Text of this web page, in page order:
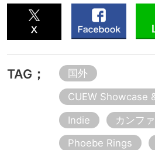
TAG；
国外
CUEW Showcase
Indie
カンフ
Phoebe Rings